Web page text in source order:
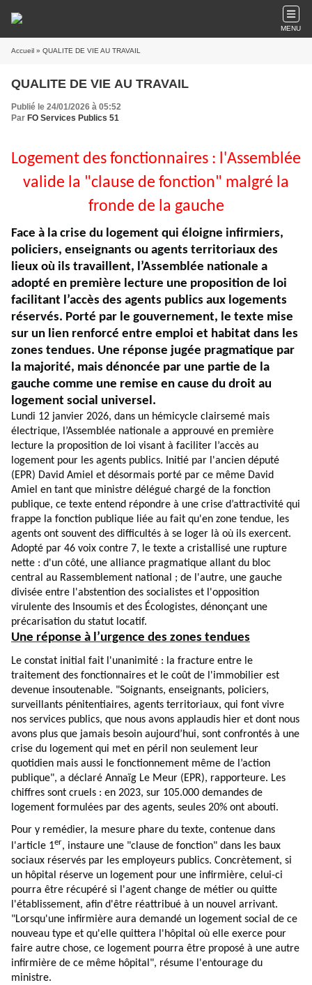
MENU
Accueil » QUALITE DE VIE AU TRAVAIL
QUALITE DE VIE AU TRAVAIL
Publié le 24/01/2026 à 05:52
Par FO Services Publics 51
Logement des fonctionnaires : l'Assemblée
valide la "clause de fonction" malgré la
fronde de la gauche
Face à la crise du logement qui éloigne infirmiers,
policiers, enseignants ou agents territoriaux des
lieux où ils travaillent, l’Assemblée nationale a
adopté en première lecture une proposition de loi
facilitant l’accès des agents publics aux logements
réservés. Porté par le gouvernement, le texte mise
sur un lien renforcé entre emploi et habitat dans les
zones tendues. Une réponse jugée pragmatique par
la majorité, mais dénoncée par une partie de la
gauche comme une remise en cause du droit au
logement social universel.
Lundi 12 janvier 2026, dans un hémicycle clairsemé mais
électrique, l’Assemblée nationale a approuvé en première
lecture la proposition de loi visant à faciliter l’accès au
logement pour les agents publics. Initié par l'ancien député
(EPR) David Amiel et désormais porté par ce même David
Amiel en tant que ministre délégué chargé de la fonction
publique, ce texte entend répondre à une crise d’attractivité qui
frappe la fonction publique liée au fait qu'en zone tendue, les
agents ont souvent des difficultés à se loger là où ils exercent.
Adopté par 46 voix contre 7, le texte a cristallisé une rupture
nette : d'un côté, une alliance pragmatique allant du bloc
central au Rassemblement national ; de l'autre, une gauche
divisée entre l'abstention des socialistes et l'opposition
virulente des Insoumis et des Écologistes, dénonçant une
précarisation du statut locatif.
Une réponse à l’urgence des zones tendues
Le constat initial fait l'unanimité : la fracture entre le
traitement des fonctionnaires et le coût de l'immobilier est
devenue insoutenable. "Soignants, enseignants, policiers,
surveillants pénitentiaires, agents territoriaux, qui font vivre
nos services publics, que nous avons applaudis hier et dont nous
avons plus que jamais besoin aujourd’hui, sont confrontés à une
crise du logement qui met en péril non seulement leur
quotidien mais aussi le fonctionnement même de l’action
publique", a déclaré Annaïg Le Meur (EPR), rapporteure. Les
chiffres sont cruels : en 2023, sur 105.000 demandes de
logement formulées par des agents, seules 20% ont abouti.
Pour y remédier, la mesure phare du texte, contenue dans
l'article 1er, instaure une "clause de fonction" dans les baux
sociaux réservés par les employeurs publics. Concrètement, si
un hôpital réserve un logement pour une infirmière, celui-ci
pourra être récupéré si l'agent change de métier ou quitte
l'établissement, afin d'être réattribué à un nouvel arrivant.
"Lorsqu'une infirmière aura demandé un logement social de ce
nouveau type et qu'elle quittera l'hôpital où elle exerce pour
faire autre chose, ce logement pourra être proposé à une autre
infirmière de ce même hôpital", résume l'entourage du
ministre.